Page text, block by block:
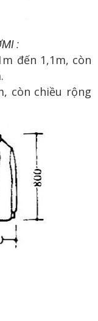
:
đến 1,1m, còn
còn chiều rộng